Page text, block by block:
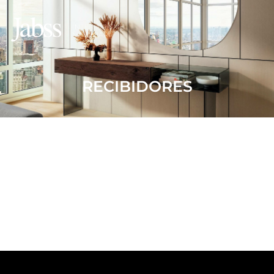
RECIBIDORES